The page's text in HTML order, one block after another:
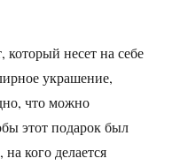
несет на себе
украшение,
что можно
этот подарок был
кого делается